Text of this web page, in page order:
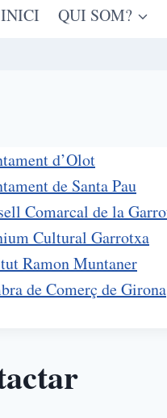
INICI QUI SOM?
d’Olot
de Santa Pau
Comarcal de la
Cultural Garrotxa
Ramon Muntaner
de Comerç de Girona